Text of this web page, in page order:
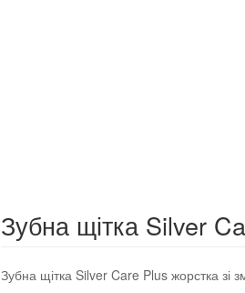
Зубна щітка Silver
Зубна щітка Silver Care Plus жорстка зі